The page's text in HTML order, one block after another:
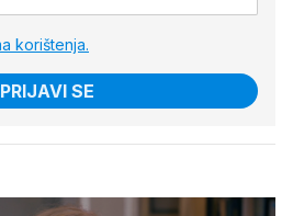
korištenja.
PRIJAVI SE